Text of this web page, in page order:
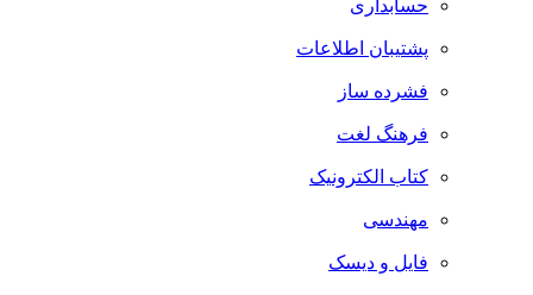
حسابداری
پشتیبان اطلاعات
فشرده ساز
فرهنگ لغت
کتاب الکترونیک
مهندسی
فایل و دیسک